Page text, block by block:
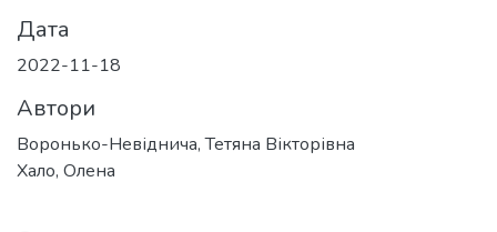
Дата
2022-11-18
Автори
Воронько-Невіднича, Тетяна Вікторівна
Хало, Олена